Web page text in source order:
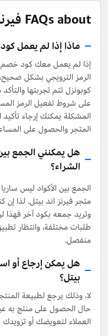
FAQs about فيرنز اند بيتل - Fnp
ماذا إذا لم يعمل
إذا لم يعمل معك كود خصم
الرمز الترويجي بشكل
كوبونزل تتم تجربتها
على شروط تفعيل الرمز
المشكلة يمكنك إرجاء
المتجر والحصول على
هل يمكنني الجمع
الشراء؟
الجمع بين الأكواد ليس
متجر فيرنز اند بيتل. لذا
وتريد جمعه بكود آخر
طلبات مختلفة، وانتظار
منفصل.
هل يمكن إرجاع أو
بيتل؟
لا، وذلك يرجع لطبيعة
حال الحصول على منتج به
العملاء لتعويضك أو